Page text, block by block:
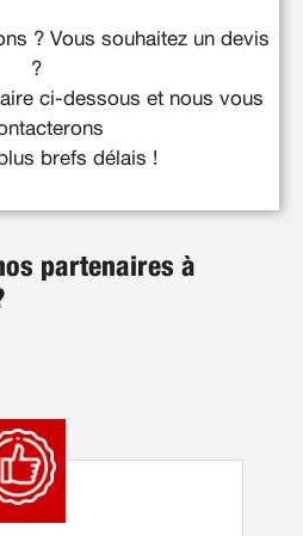
? Vous souhaitez un devis
?
ci-dessous et nous vous
brefs délais !
partenaires à